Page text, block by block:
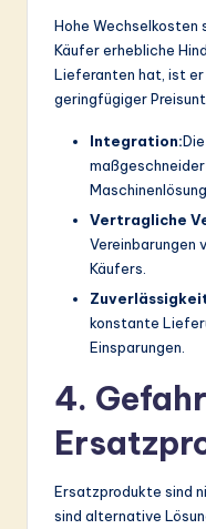
Hohe Wechselkosten
Käufer erhebliche
Lieferanten hat, ist
geringfügiger
Integration:
Vertragliche
Vereinbarungen
Käufers.
konstante
Einsparungen.
4.
Ersatzprodukte sind
sind alternative